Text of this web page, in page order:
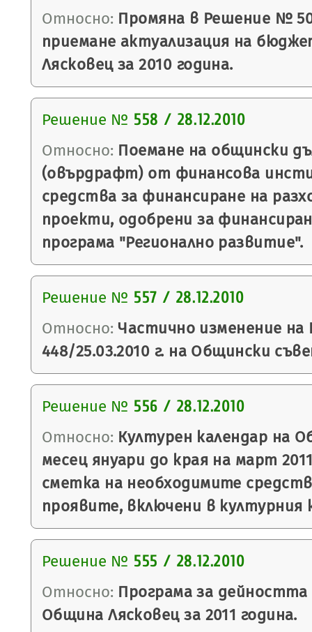
Относно: Промяна в Решение №
приемане актуализация на
Лясковец за 2010 година.
Решение № 558 / 28.12.2010
Относно: Поемане на общински
(овърдрафт) от финансова
средства за финансиране на
проекти, одобрени за
програма "Регионално развитие".
Решение № 557 / 28.12.2010
Относно: Частично изменение
448/25.03.2010 г. на Общински
Решение № 556 / 28.12.2010
Относно: Културен календар на
месец януари до края на март
сметка на необходимите
проявите, включени в културния
Решение № 555 / 28.12.2010
Относно: Програма за
Община Лясковец за 2011 година.